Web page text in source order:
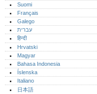
Suomi
Français
Galego
עברית
हिन्दी
Hrvatski
Magyar
Bahasa Indonesia
Íslenska
Italiano
日本語